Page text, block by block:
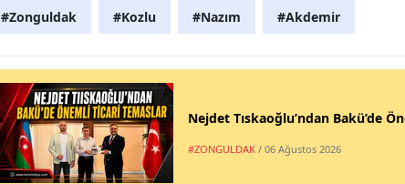
#Zonguldak #Kozlu #Nazım #Akdemir
Nejdet Tıskaoğlu’ndan Bakü’de
#ZONGULDAK / 06 Ağustos 2026